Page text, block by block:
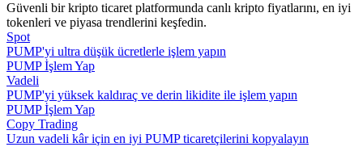
Rehber
Güvenli bir kripto ticaret platformunda canlı kripto fiyatlarını, en iyi
tokenleri ve piyasa trendlerini keşfedin.
Spot
PUMP'yi ultra düşük ücretlerle işlem yapın
PUMP İşlem Yap
Vadeli
PUMP'yi yüksek kaldıraç ve derin likidite ile işlem yapın
PUMP İşlem Yap
Copy Trading
Uzun vadeli kâr için en iyi PUMP ticaretçilerini kopyalayın